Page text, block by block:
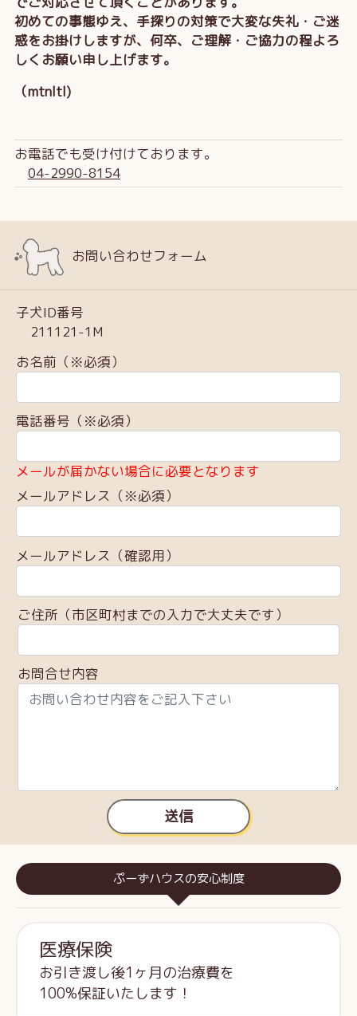
初めての事態ゆえ、手探りの対策で大変な失礼・ご迷
惑をお掛けしますが、何卒、ご理解・ご協力の程よろ
しくお願い申し上げます。
（mtnltl)
お電話でも受け付けております。
04-2990-8154
お問い合わせフォーム
子犬ID番号
211121-1M
お名前（※必須）
電話番号（※必須）
メールが届かない場合に必要となります
メールアドレス（※必須）
メールアドレス（確認用）
ご住所（市区町村までの入力で大丈夫です）
お問合せ内容
送信
ぷーずハウスの安心制度
医療保険
お引き渡し後1ヶ月の治療費を
100%保証いたします！